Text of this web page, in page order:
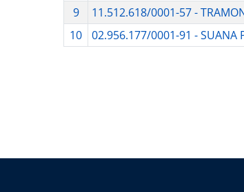
9
11.512.618/0001-57 -
10
02.956.177/0001-91 - SUANA